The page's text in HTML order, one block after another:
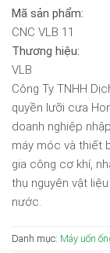
Mã sản phẩm:
CNC VLB 11
Thương hiệu:
VLB
Công Ty TNHH
quyền lưỡi cưa
doanh nghiệp
máy móc và thiết
gia công cơ khí,
thụ nguyên vật
nước.
Danh mục: Máy uốn